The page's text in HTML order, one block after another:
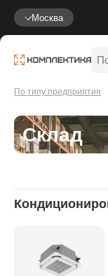
Москва
По типу предприятия
Склад